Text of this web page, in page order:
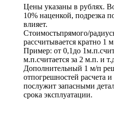
Цены указаны в рублях.
10% наценкой, подрезка
влияет.
Стоимостьпрямого/
рассчитывается кратно 1
Пример: от 0,1до
м.п.считается за 2 м.п. и
Дополнительный 1 м/п
отпогрешностей расчета
послужит запасными
срока эксплуатации.